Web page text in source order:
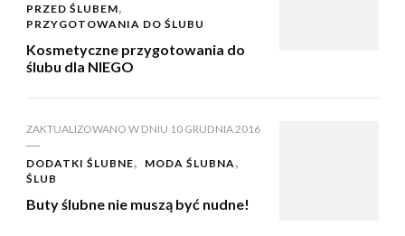
PRZED ŚLUBEM
PRZYGOTOWANIA DO ŚLUBU
Kosmetyczne przygotowania do
ślubu dla NIEGO
ZAKTUALIZOWANO W DNIU 10 GRUDNIA 2016
DODATKI ŚLUBNE
MODA ŚLUBNA
ŚLUB
Buty ślubne nie muszą być nudne!